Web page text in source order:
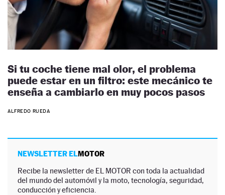
Si tu coche tiene mal olor, el problema
puede estar en un filtro: este mecánico te
enseña a cambiarlo en muy pocos pasos
ALFREDO RUEDA
NEWSLETTER ELMOTOR
Recibe la newsletter de EL MOTOR con toda la actualidad
del mundo del automóvil y la moto, tecnología, seguridad,
conducción y eficiencia.